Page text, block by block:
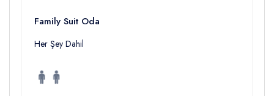
Family Suit Oda
Her Şey Dahil